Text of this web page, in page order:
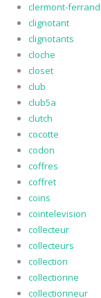
clermont-ferrand
clignotant
clignotants
cloche
closet
club
club5a
clutch
cocotte
codon
coffres
coffret
coins
cointelevision
collecteur
collecteurs
collection
collectionne
collectionneur